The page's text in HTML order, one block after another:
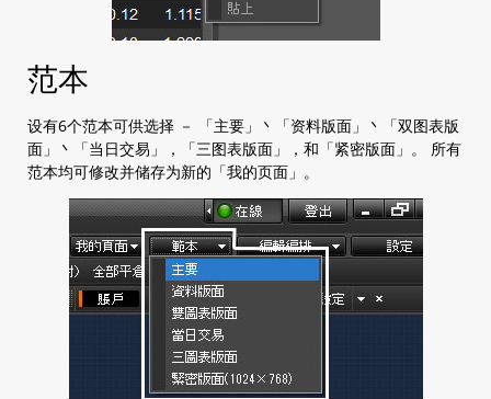
范本
设有6个范本可供选择 － 「主要」丶「资料版面」丶「双图表版
面」丶「当日交易」，「三图表版面」，和「紧密版面」。 所有
范本均可修改并储存为新的「我的页面」。